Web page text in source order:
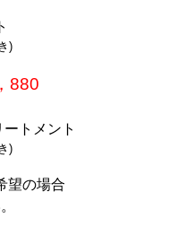
)
880
トメント
)
望の場合